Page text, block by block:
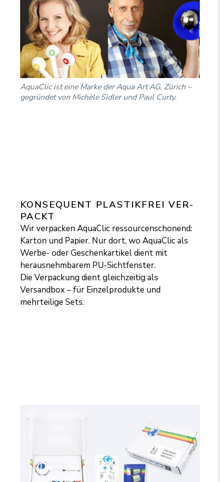
AquaClic ist eine Marke der Aqua Art AG, Zürich –
gegründet von Michèle Sidler und Paul Curty.
KON­SE­QUENT PLAS­TIK­FREI VER­
PACKT
Wir verpacken AquaClic ressourcenschonend:
Karton und Papier. Nur dort, wo AquaClic als
Werbe- oder Geschenkartikel dient mit
herausnehmbarem PU-Sichtfenster.
Die Verpackung dient gleichzeitig als
Versandbox – für Einzelprodukte und
mehrteilige Sets.